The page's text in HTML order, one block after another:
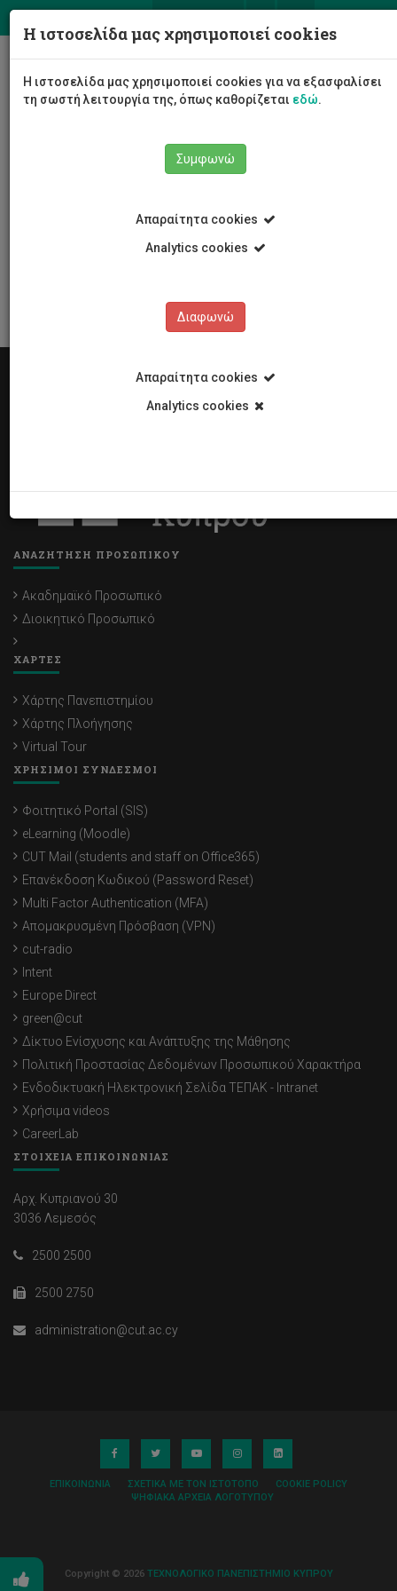
ΑΝΑΖΗΤΗΣΗ ΠΡΟΣΩΠΙΚΟΥ
Ακαδημαϊκό Προσωπικό
Διοικητικό Προσωπικό
ΧΑΡΤΕΣ
Χάρτης Πανεπιστημίου
Χάρτης Πλοήγησης
Virtual Tour
ΧΡΗΣΙΜΟΙ ΣΥΝΔΕΣΜΟΙ
Φοιτητικό Portal (SIS)
eLearning (Moodle)
CUT Mail (students and staff on Office365)
Επανέκδοση Κωδικού (Password Reset)
Multi Factor Authentication (MFA)
Απομακρυσμένη Πρόσβαση (VPN)
cut-radio
Intent
Europe Direct
green@cut
Δίκτυο Ενίσχυσης και Ανάπτυξης της Μάθησης
Πολιτική Προστασίας Δεδομένων Προσωπικού Χαρακτήρα
Ενδοδικτυακή Ηλεκτρονική Σελίδα ΤΕΠΑΚ - Intranet
Χρήσιμα videos
CareerLab
ΣΤΟΙΧΕΙΑ ΕΠΙΚΟΙΝΩΝΙΑΣ
Αρχ. Κυπριανού 30
3036 Λεμεσός
2500 2500
2500 2750
administration@cut.ac.cy
ΕΠΙΚΟΙΝΩΝΊΑ ΣΧΕΤΙΚΆ ΜΕ ΤΟΝ ΙΣΤΌΤΟΠΟ
COOKIE POLICY
ΨΗΦΙΑΚΆ ΑΡΧΕΊΑ ΛΟΓΌΤΥΠΟΥ
Copyright © 2026 ΤΕΧΝΟΛΟΓΙΚΟ ΠΑΝΕΠΙΣΤΗΜΙΟ ΚΥΠΡΟΥ
Η ιστοσελίδα μας χρησιμοποιεί cookies
Η ιστοσελίδα μας χρησιμοποιεί cookies για να εξασφαλίσει
τη σωστή λειτουργία της, όπως καθορίζεται εδώ.
Συμφωνώ
Απαραίτητα cookies
Analytics cookies
Διαφωνώ
Απαραίτητα cookies
Analytics cookies